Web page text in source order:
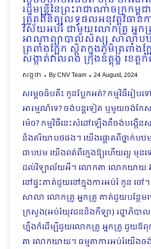
រដ្ឋមន្រ្តីនៃព្រះរាជាណាចក្រកម្ពុ
ត្រួតពិនិត្យលទ្ធផលអនុវត្តវិធានកា
វិស័យអប់រំ ជាមួយលោកគ្រូ អ្នក
អាណាព្យាបាលសិស្ស សាលាប
ត្រពាំងក្អែក ស្ថិតក្នុងភូមិត្រពាំងក្
សង្កាត់វាលពង់ ក្រុងឧត្តុង្គ ខេត្ត
សង្កថា ByCNV Team 24 August, 2024
សម្ដេចធិបតី៖ កូនប្លែកអត់? កម្មវិធីរៀបទ
អារម្មណ៍ទេ? ចង់បន្តទៀត ឬមួយចង់ក
ម៉េច? កម្មវិធីនេះសំដៅឡើងគឺចង់បង្កើន
និងឥរិយាបថផង។ យើងផ្តោតពីថ្នាក់បឋ
ជាបឋម យើងពត់ពីក្មេងឱ្យហើយល្អ មុ
ដល់វិទ្យាល័យអី។ លោកតា លោកយាយ
នៅផ្ទះគាត់ជួយនៅក្នុងការអប់រំ កូន ច
សាលា លោកគ្រូ អ្នកគ្រូ គាត់ជួយបន្ថែម
ក្រសួង(អប់រំយុវជននិងកីឡា) រដ្ឋាភិបាល
ហ្នឹងក៏ដើម្បីជួយលោកគ្រូ អ្នកគ្រូ ជួយឪ
តា លោកយាយ។ ធម្មតាការអប់រំយើងច